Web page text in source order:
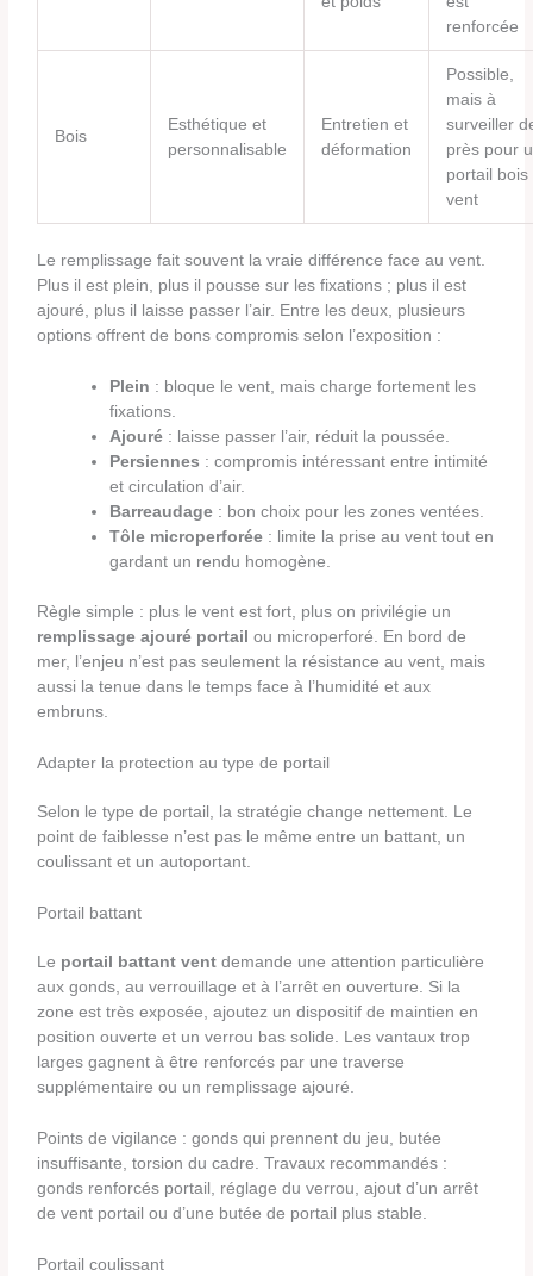
renforcée
Bois
Esthétique et
personnalisable
Entretien et
déformation
Possible,
mais à
surveiller
près pour
portail bois
vent
Le remplissage fait souvent la vraie différence face au vent.
Plus il est plein, plus il pousse sur les fixations ; plus il est
ajouré, plus il laisse passer l’air. Entre les deux, plusieurs
options offrent de bons compromis selon l’exposition :
Plein : bloque le vent, mais charge fortement les
fixations.
Ajouré : laisse passer l’air, réduit la poussée.
Persiennes : compromis intéressant entre intimité
et circulation d’air.
Barreaudage : bon choix pour les zones ventées.
Tôle microperforée : limite la prise au vent tout en
gardant un rendu homogène.
Règle simple : plus le vent est fort, plus on privilégie un
remplissage ajouré portail ou microperforé. En bord de
mer, l’enjeu n’est pas seulement la résistance au vent, mais
aussi la tenue dans le temps face à l’humidité et aux
embruns.
Adapter la protection au type de portail
Selon le type de portail, la stratégie change nettement. Le
point de faiblesse n’est pas le même entre un battant, un
coulissant et un autoportant.
Portail battant
Le portail battant vent demande une attention particulière
aux gonds, au verrouillage et à l’arrêt en ouverture. Si la
zone est très exposée, ajoutez un dispositif de maintien en
position ouverte et un verrou bas solide. Les vantaux trop
larges gagnent à être renforcés par une traverse
supplémentaire ou un remplissage ajouré.
Points de vigilance : gonds qui prennent du jeu, butée
insuffisante, torsion du cadre. Travaux recommandés :
gonds renforcés portail, réglage du verrou, ajout d’un arrêt
de vent portail ou d’une butée de portail plus stable.
Portail coulissant